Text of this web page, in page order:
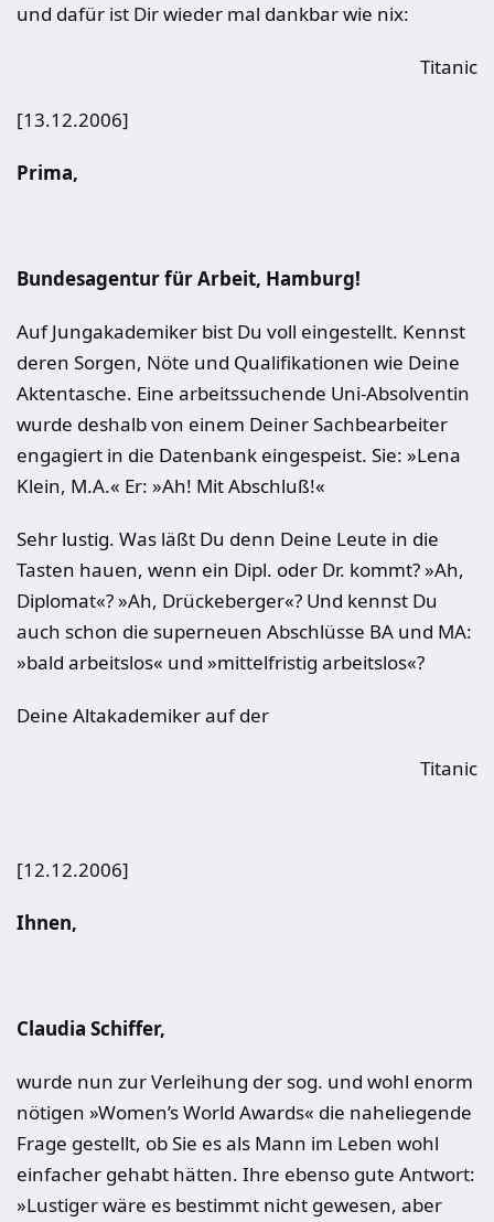
und dafür ist Dir wieder mal dankbar wie nix:
Titanic
[13.12.2006]
Prima,
Bundesagentur für Arbeit, Hamburg!
Auf Jungakademiker bist Du voll eingestellt. Kennst
deren Sorgen, Nöte und Qualifikationen wie Deine
Aktentasche. Eine arbeitssuchende Uni-Absolventin
wurde deshalb von einem Deiner Sachbearbeiter
engagiert in die Datenbank eingespeist. Sie: »Lena
Klein, M.A.« Er: »Ah! Mit Abschluß!«
Sehr lustig. Was läßt Du denn Deine Leute in die
Tasten hauen, wenn ein Dipl. oder Dr. kommt? »Ah,
Diplomat«? »Ah, Drückeberger«? Und kennst Du
auch schon die superneuen Abschlüsse BA und MA:
»bald arbeitslos« und »mittelfristig arbeitslos«?
Deine Altakademiker auf der
Titanic
[12.12.2006]
Ihnen,
Claudia Schiffer,
wurde nun zur Verleihung der sog. und wohl enorm
nötigen »Women’s World Awards« die naheliegende
Frage gestellt, ob Sie es als Mann im Leben wohl
einfacher gehabt hätten. Ihre ebenso gute Antwort:
»Lustiger wäre es bestimmt nicht gewesen, aber